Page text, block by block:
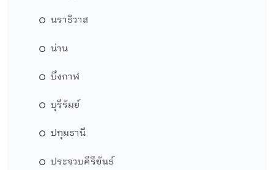
นราธิวาส
น่าน
บึงกาฬ
บุรีรัมย์
ปทุมธานี
ประจวบคีรีขันธ์